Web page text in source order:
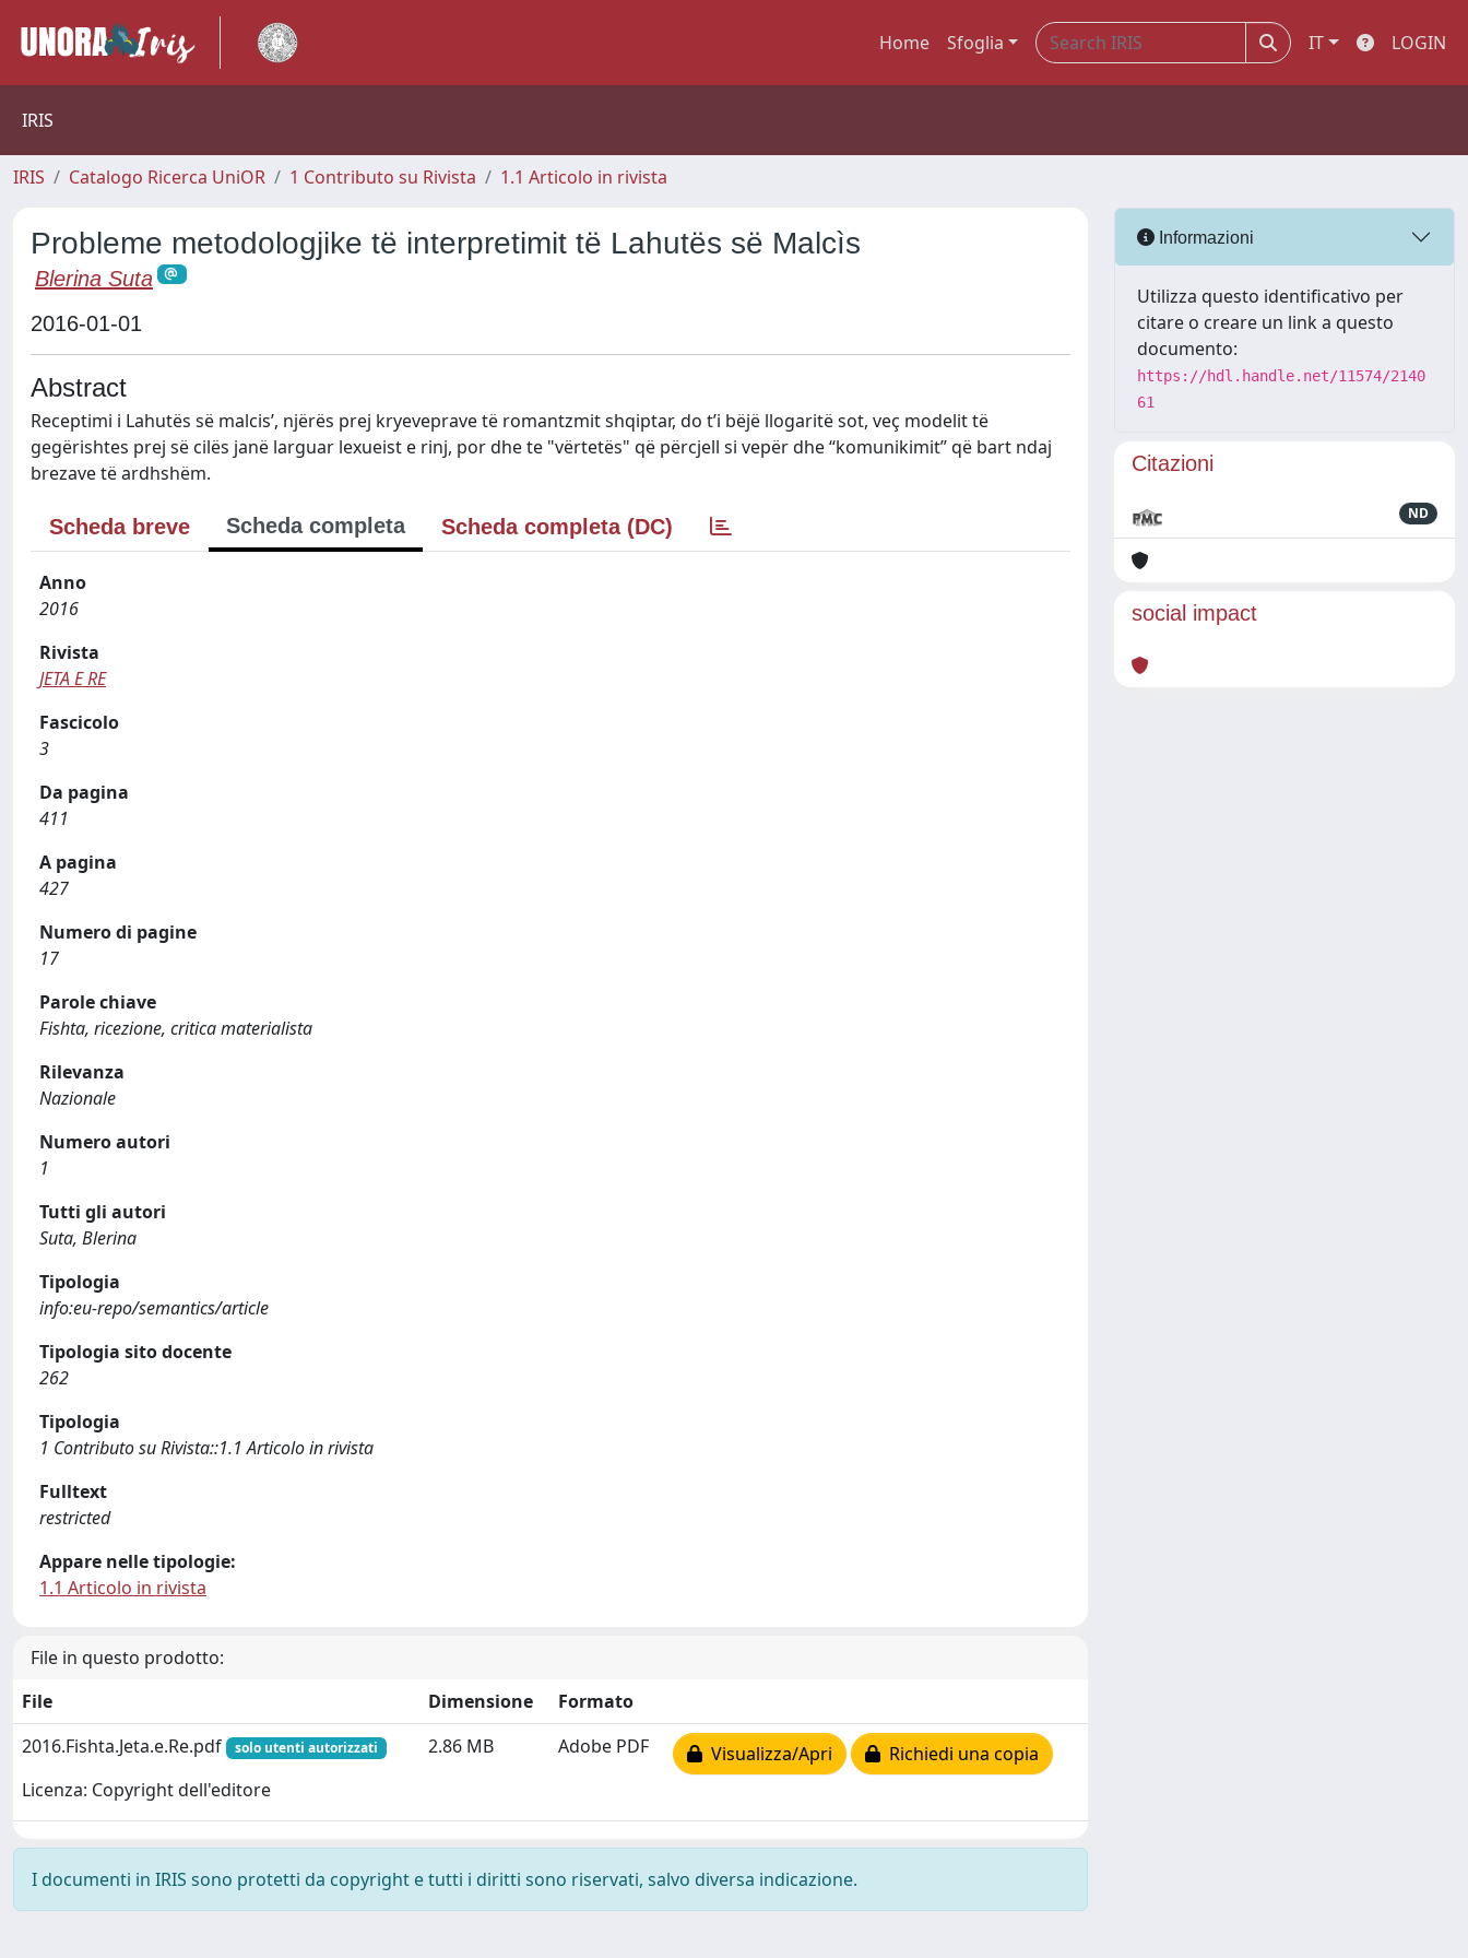
Home Sfoglia IT LOGIN
IRIS
IRIS Catalogo Ricerca UniOR 1 Contributo su Rivista 1.1 Articolo in rivista
Probleme metodologjike të interpretimit të Lahutës së Malcìs
Blerina Suta
2016-01-01
Abstract
Receptimi i Lahutës së malcis’, njërës prej kryeveprave të romantzmit shqiptar, do t’i bëjë llogaritë sot, veç modelit të
gegërishtes prej së cilës janë larguar lexueist e rinj, por dhe te "vërtetës" që përcjell si vepër dhe “komunikimit” që bart ndaj
brezave të ardhshëm.
Scheda breve Scheda completa Scheda completa (DC)
Anno
2016
Rivista
JETA E RE
Fascicolo
3
Da pagina
411
A pagina
427
Numero di pagine
17
Parole chiave
Fishta, ricezione, critica materialista
Rilevanza
Nazionale
Numero autori
1
Tutti gli autori
Suta, Blerina
Tipologia
info:eu-repo/semantics/article
Tipologia sito docente
262
Tipologia
1 Contributo su Rivista::1.1 Articolo in rivista
Fulltext
restricted
Appare nelle tipologie:
1.1 Articolo in rivista
File in questo prodotto:
File
Dimensione
Formato
2016.Fishta.Jeta.e.Re.pdf
solo utenti autorizzati
Licenza: Copyright dell'editore
2.86 MB Adobe PDF Visualizza/Apri Richiedi una copia
I documenti in IRIS sono protetti da copyright e tutti i diritti sono riservati, salvo diversa indicazione.
Informazioni
Utilizza questo identificativo per
citare o creare un link a questo
documento:
https://hdl.handle.net/11574/2140
61
Citazioni
ND
social impact